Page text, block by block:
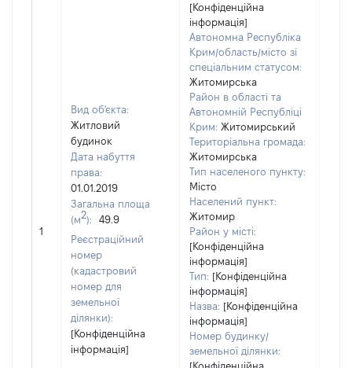
1
Вид об'єкта:
Житловий
будинок
Дата набуття
права:
01.01.2019
Загальна площа
(м2):
49.9
Реєстраційний
номер
(кадастровий
номер для
земельної
ділянки):
[Конфіденційна
інформація]
[Конфіденційна
інформація]
Автономна Республіка
Крим/область/місто зі
спеціальним статусом:
Житомирська
Район в області та
Автономній Республіці
Крим: Житомирський
Територіальна громада:
Житомирська
Тип населеного пункту:
Місто
Населений пункт:
Житомир
Район у місті:
[Конфіденційна
інформація]
Тип: [Конфіденційна
інформація]
Назва: [Конфіденційна
інформація]
Номер будинку/
земельної ділянки:
[Конфіденційна